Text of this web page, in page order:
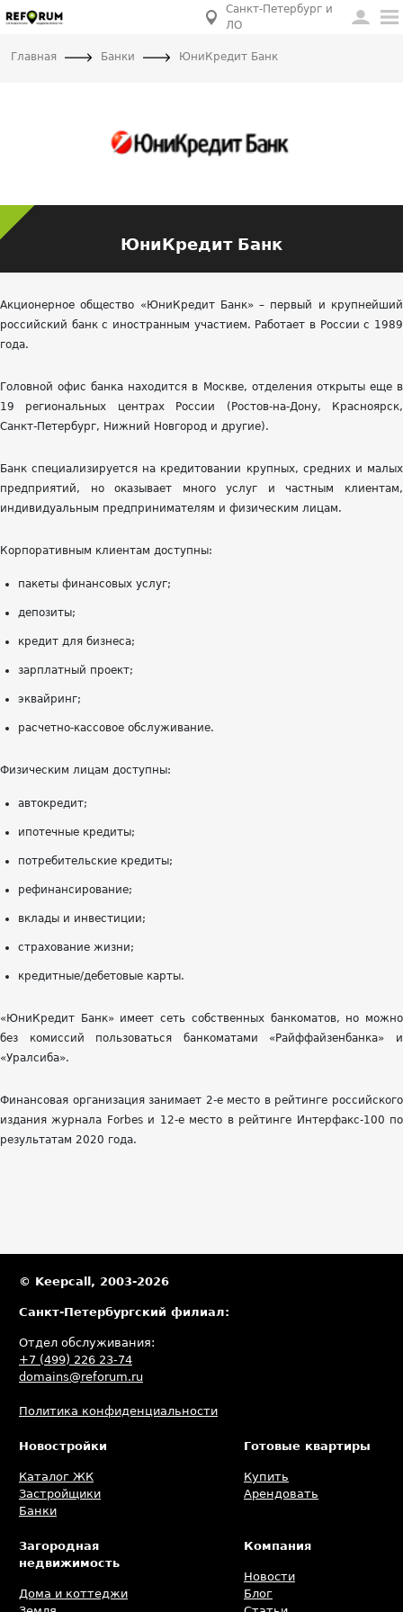
Санкт-Петербург и
ЛО
Главная Банки ЮниКредит Банк
ЮниКредит Банк
Акционерное общество «ЮниКредит Банк» – первый и крупнейший
российский банк с иностранным участием. Работает в России с 1989
года.
Головной офис банка находится в Москве, отделения открыты еще в
19 региональных центрах России (Ростов-на-Дону, Красноярск,
Санкт-Петербург, Нижний Новгород и другие).
Банк специализируется на кредитовании крупных, средних и малых
предприятий, но оказывает много услуг и частным клиентам,
индивидуальным предпринимателям и физическим лицам.
Корпоративным клиентам доступны:
пакеты финансовых услуг;
депозиты;
кредит для бизнеса;
зарплатный проект;
эквайринг;
расчетно-кассовое обслуживание.
Физическим лицам доступны:
автокредит;
ипотечные кредиты;
потребительские кредиты;
рефинансирование;
вклады и инвестиции;
страхование жизни;
кредитные/дебетовые карты.
«ЮниКредит Банк» имеет сеть собственных банкоматов, но можно
без комиссий пользоваться банкоматами «Райффайзенбанка» и
«Уралсиба».
Финансовая организация занимает 2-е место в рейтинге российского
издания журнала Forbes и 12-е место в рейтинге Интерфакс-100 по
результатам 2020 года.
© Keepcall, 2003-2026
Санкт-Петербургский филиал:
Отдел обслуживания:
+7 (499) 226 23-74
domains@reforum.ru
Политика конфиденциальности
Новостройки
Каталог ЖК
Застройщики
Банки
Готовые квартиры
Купить
Арендовать
Загородная
недвижимость
Дома и коттеджи
Компания
Новости
Блог